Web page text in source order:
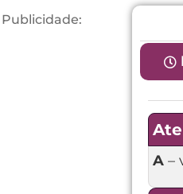
Publicidade:
A –